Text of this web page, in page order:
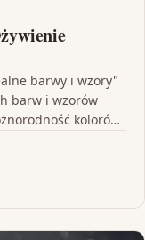
barwy i wzory"
barw i wzorów
kolorów